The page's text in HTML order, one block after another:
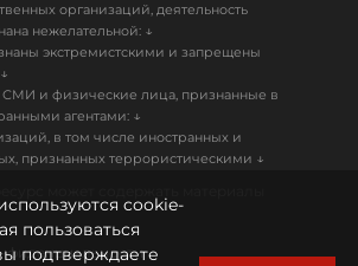
организаций, деятельность
нежелательной: ↓
экстремистскими и запрещены
↓
СМИ и физические лица, признанные в
агентами: ↓
в том числе иностранных и
признанных террористическими ↓
cookie-
пользоваться
подтверждаете